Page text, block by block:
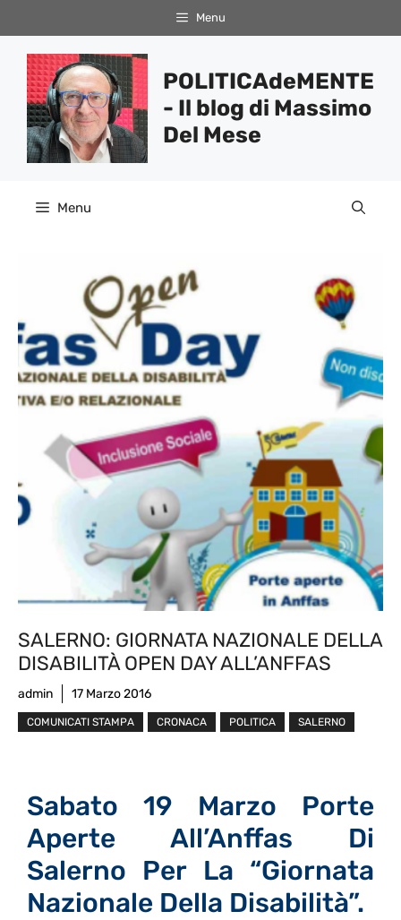
al
contenuto
Menu
POLITICAdeMENTE
- Il blog di Massimo
Del Mese
Menu
SALERNO: GIORNATA NAZIONALE DELLA
DISABILITÀ OPEN DAY ALL’ANFFAS
admin 17 Marzo 2016
COMUNICATI STAMPA CRONACA POLITICA SALERNO
Sabato 19 Marzo Porte
Aperte All’Anffas Di
Salerno Per La “Giornata
Nazionale Della Disabilità”.